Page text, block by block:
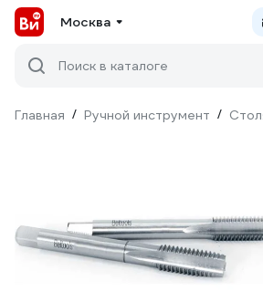
Москва
Поиск в каталоге
Главная / Ручной инструмент /